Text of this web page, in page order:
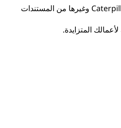
تتوفر كتيبات منتجات Caterpillar وغيرها من المستندات
لأعمالك المتزايدة.